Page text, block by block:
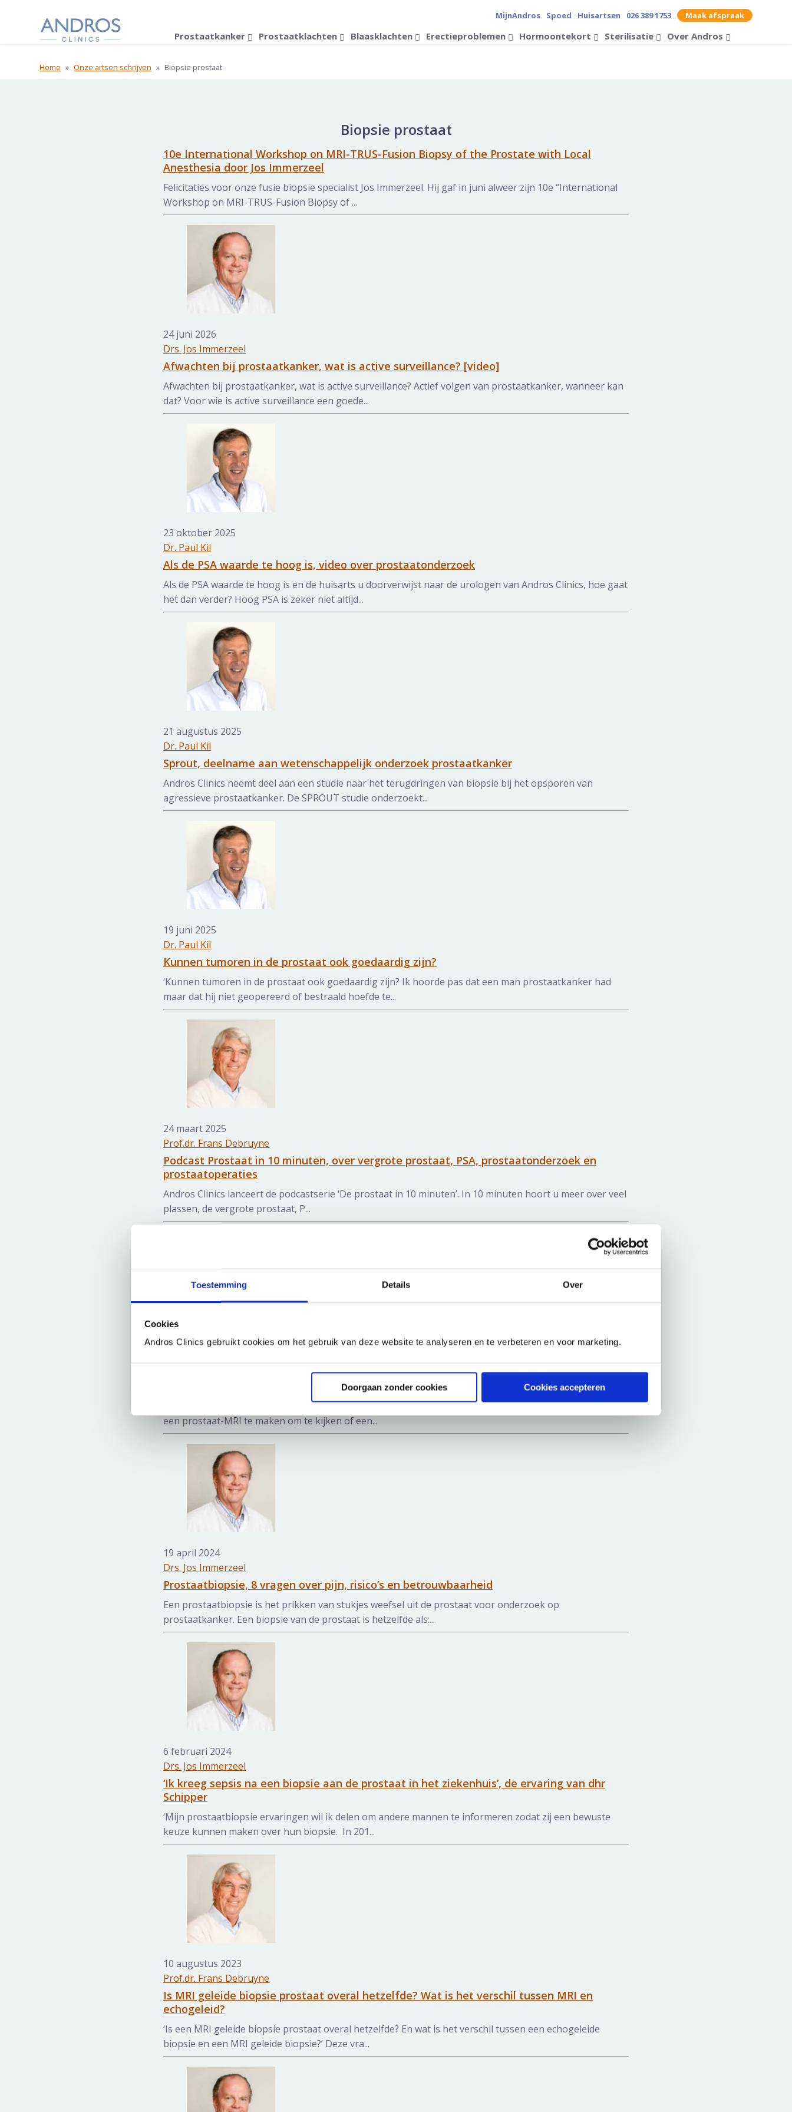
Toestemming Details Over
Cookies
Andros Clinics gebruikt cookies om het gebruik van deze website te analyseren en te verbeteren en voor marketing.
Doorgaan zonder cookies Cookies accepteren
Verander contrast op de website
MijnAndros Spoed Huisartsen 026 389 1753 Maak afspraak
Prostaatkanker Prostaatklachten Blaasklachten Erectieproblemen Hormoontekort Sterilisatie Over Andros
Home » Onze artsen schrijven » Biopsie prostaat
Biopsie prostaat
10e International Workshop on MRI-TRUS-Fusion Biopsy of the Prostate with Local
Anesthesia door Jos Immerzeel
Felicitaties voor onze fusie biopsie specialist Jos Immerzeel. Hij gaf in juni alweer zijn 10e “International
Workshop on MRI-TRUS-Fusion Biopsy of ...
24 juni 2026
Drs. Jos Immerzeel
Afwachten bij prostaatkanker, wat is active surveillance? [video]
Afwachten bij prostaatkanker, wat is active surveillance? Actief volgen van prostaatkanker, wanneer kan
dat? Voor wie is active surveillance een goede...
23 oktober 2025
Dr. Paul Kil
Als de PSA waarde te hoog is, video over prostaatonderzoek
Als de PSA waarde te hoog is en de huisarts u doorverwijst naar de urologen van Andros Clinics, hoe gaat
het dan verder? Hoog PSA is zeker niet altijd...
21 augustus 2025
Dr. Paul Kil
Sprout, deelname aan wetenschappelijk onderzoek prostaatkanker
Andros Clinics neemt deel aan een studie naar het terugdringen van biopsie bij het opsporen van
agressieve prostaatkanker. De SPROUT studie onderzoekt...
19 juni 2025
Dr. Paul Kil
Kunnen tumoren in de prostaat ook goedaardig zijn?
‘Kunnen tumoren in de prostaat ook goedaardig zijn? Ik hoorde pas dat een man prostaatkanker had
maar dat hij niet geopereerd of bestraald hoefde te...
24 maart 2025
Prof.dr. Frans Debruyne
Podcast Prostaat in 10 minuten, over vergrote prostaat, PSA, prostaatonderzoek en
prostaatoperaties
Andros Clinics lanceert de podcastserie ‘De prostaat in 10 minuten’. In 10 minuten hoort u meer over veel
plassen, de vergrote prostaat, P...
23 augustus 2024
Hoe Andros Clinics ‘prostaatkanker opsporen’ op z’n kop zette in 2015 met
In 2015 startte Andros met precisiediagnostiek voor prostaatkanker. Zij besloot om voortaan altijd eerst
een prostaat-MRI te maken om te kijken of een...
19 april 2024
Drs. Jos Immerzeel
Prostaatbiopsie, 8 vragen over pijn, risico’s en betrouwbaarheid
Een prostaatbiopsie is het prikken van stukjes weefsel uit de prostaat voor onderzoek op
prostaatkanker. Een biopsie van de prostaat is hetzelfde als:...
6 februari 2024
Drs. Jos Immerzeel
‘Ik kreeg sepsis na een biopsie aan de prostaat in het ziekenhuis’, de ervaring van dhr
Schipper
‘Mijn prostaatbiopsie ervaringen wil ik delen om andere mannen te informeren zodat zij een bewuste
keuze kunnen maken over hun biopsie. In 201...
10 augustus 2023
Prof.dr. Frans Debruyne
Is MRI geleide biopsie prostaat overal hetzelfde? Wat is het verschil tussen MRI en
echogeleid?
‘Is een MRI geleide biopsie prostaat overal hetzelfde? En wat is het verschil tussen een echogeleide
biopsie en een MRI geleide biopsie?’ Deze vra...